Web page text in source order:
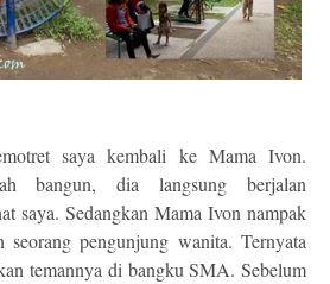
saya kembali ke Mama Ivon.
bangun, dia langsung berjalan
saya. Sedangkan Mama Ivon nampak
seorang pengunjung wanita. Ternyata
temannya di bangku SMA. Sebelum